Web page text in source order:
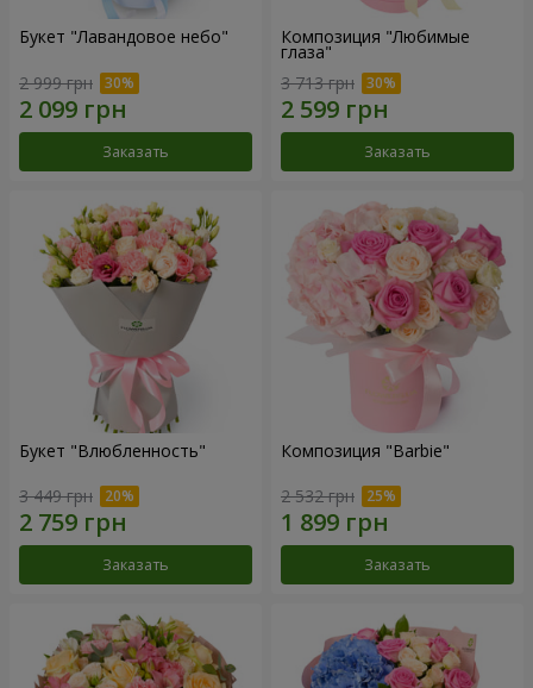
Букет "Лавандовое небо"
2 999 грн
Заказать
Композиция "Любимые
глаза"
3 713 грн
Заказать
Букет "Влюбленность"
3 449 грн
Заказать
Композиция "Barbie"
2 532 грн
Заказать